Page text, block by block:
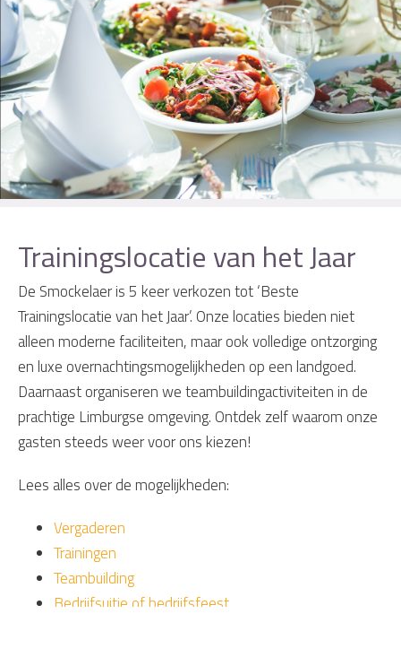
Trainingslocatie van het Jaar
De Smockelaer is 5 keer verkozen tot ‘Beste
Trainingslocatie van het Jaar’. Onze locaties bieden niet
alleen moderne faciliteiten, maar ook volledige ontzorging
en luxe overnachtingsmogelijkheden op een landgoed.
Daarnaast organiseren we teambuildingactiviteiten in de
prachtige Limburgse omgeving. Ontdek zelf waarom onze
gasten steeds weer voor ons kiezen!
Lees alles over de mogelijkheden:
Vergaderen
Trainingen
Teambuilding
Bedrijfsuitje of bedrijfsfeest